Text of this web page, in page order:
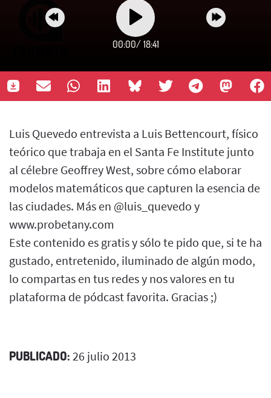
00:00/ 18:41
Luis Quevedo entrevista a Luis Bettencourt, físico
teórico que trabaja en el Santa Fe Institute junto
al célebre Geoffrey West, sobre cómo elaborar
modelos matemáticos que capturen la esencia de
las ciudades. Más en @luis_quevedo y
www.probetany.com
Este contenido es gratis y sólo te pido que, si te ha
gustado, entretenido, iluminado de algún modo,
lo compartas en tus redes y nos valores en tu
plataforma de pódcast favorita. Gracias ;)
PUBLICADO: 26 julio 2013